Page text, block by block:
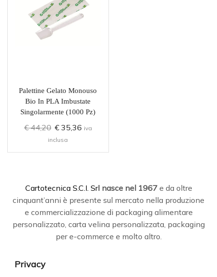
Palettine Gelato Monouso
Bio In PLA Imbustate
Singolarmente (1000 Pz)
€44,20 €35,36 iva
inclusa
Cartotecnica S.C.I. Srl nasce nel 1967e da oltre
cinquant’anni è presente sul mercato nella produzione
e commercializzazione di packaging alimentare
personalizzato, carta velina personalizzata, packaging
per e-commerce e molto altro.
Privacy